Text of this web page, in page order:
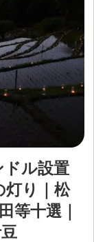
ドル設置
灯り｜松
等十選｜